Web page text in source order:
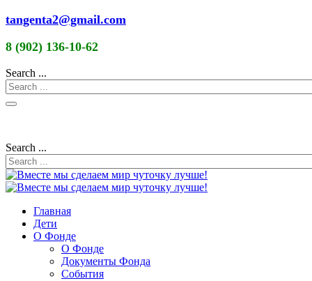
tangenta2@gmail.com
8 (902) 136-10-62
Search ...
Search ...
Главная
Дети
О Фонде
О Фонде
Документы Фонда
События